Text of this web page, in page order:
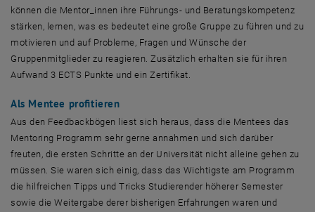
können die Mentor_innen ihre Führungs- und Beratungskompetenz
stärken, lernen, was es bedeutet eine große Gruppe zu führen und zu
motivieren und auf Probleme, Fragen und Wünsche der
Gruppenmitglieder zu reagieren. Zusätzlich erhalten sie für ihren
Aufwand 3 ECTS Punkte und ein Zertifikat.
Als Mentee profitieren
Aus den Feedbackbögen liest sich heraus, dass die Mentees das
Mentoring Programm sehr gerne annahmen und sich darüber
freuten, die ersten Schritte an der Universität nicht alleine gehen zu
müssen. Sie waren sich einig, dass das Wichtigste am Programm
die hilfreichen Tipps und Tricks Studierender höherer Semester
sowie die Weitergabe derer bisherigen Erfahrungen waren und